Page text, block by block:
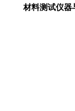
材料测试仪器